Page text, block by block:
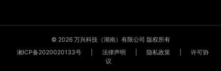
© 2026 万兴科技（湖南）有限公司 版权所有
湘ICP备2020020133号
法律声明 隐私政策
许可协
议